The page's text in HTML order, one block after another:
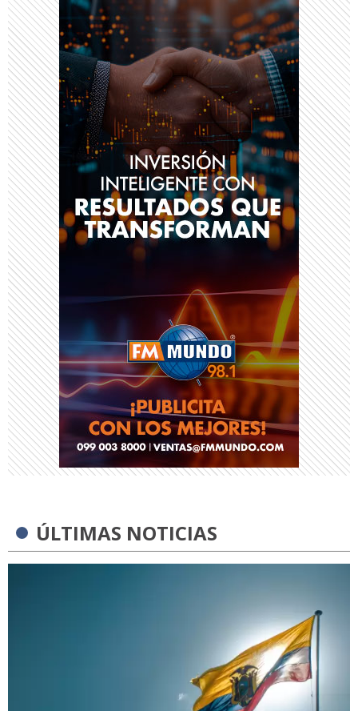
ÚLTIMAS NOTICIAS